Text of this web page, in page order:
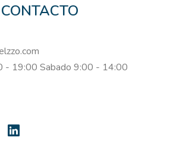
- 19:00 Sabado 9:00 - 14:00